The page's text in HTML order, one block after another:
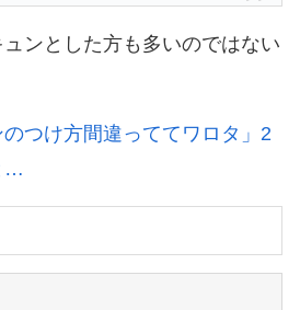
ンとした方も多いのではない
のつけ方間違っててワロタ」2
…